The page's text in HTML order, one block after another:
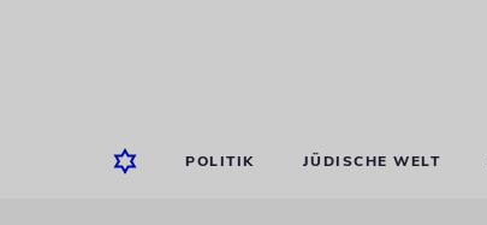
POLITIK JÜDISCHE WELT